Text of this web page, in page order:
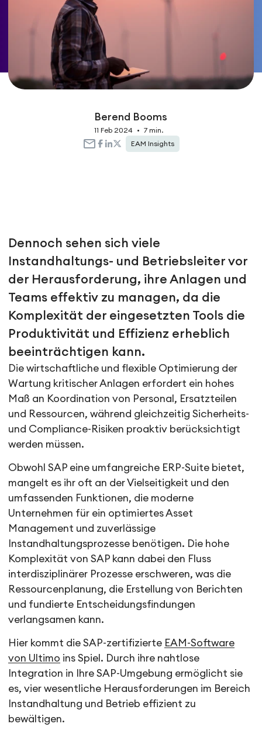
Berend Booms
11 Feb 2024 •
7 min.
EAM Insights
Dennoch sehen sich viele
Instandhaltungs- und Betriebsleiter vor
der Herausforderung, ihre Anlagen und
Teams effektiv zu managen, da die
Komplexität der eingesetzten Tools die
Produktivität und Effizienz erheblich
beeinträchtigen kann.
Die wirtschaftliche und flexible Optimierung der
Wartung kritischer Anlagen erfordert ein hohes
Maß an Koordination von Personal, Ersatzteilen
und Ressourcen, während gleichzeitig Sicherheits-
und Compliance-Risiken proaktiv berücksichtigt
werden müssen.
Obwohl SAP eine umfangreiche ERP-Suite bietet,
mangelt es ihr oft an der Vielseitigkeit und den
umfassenden Funktionen, die moderne
Unternehmen für ein optimiertes Asset
Management und zuverlässige
Instandhaltungsprozesse benötigen. Die hohe
Komplexität von SAP kann dabei den Fluss
interdisziplinärer Prozesse erschweren, was die
Ressourcenplanung, die Erstellung von Berichten
und fundierte Entscheidungsfindungen
verlangsamen kann.
Hier kommt die SAP-zertifizierte EAM-Software
von Ultimo ins Spiel. Durch ihre nahtlose
Integration in Ihre SAP-Umgebung ermöglicht sie
es, vier wesentliche Herausforderungen im Bereich
Instandhaltung und Betrieb effizient zu
bewältigen.